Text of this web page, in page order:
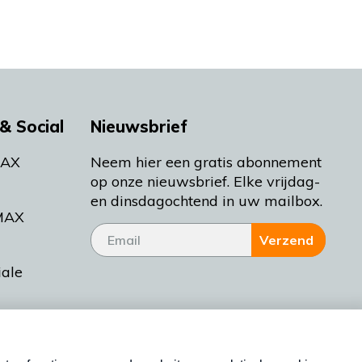
Social Nieuwsbrief
Neem hier een gratis abonnement
op onze nieuwsbrief. Elke vrijdag-
en dinsdagochtend in uw mailbox.
Verzend